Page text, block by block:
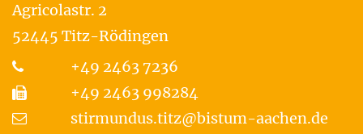
Agricolastr. 2
52445 Titz-Rödingen
+49 2463 7236
+49 2463 998284
stirmundus.titz@bistum-aachen.de